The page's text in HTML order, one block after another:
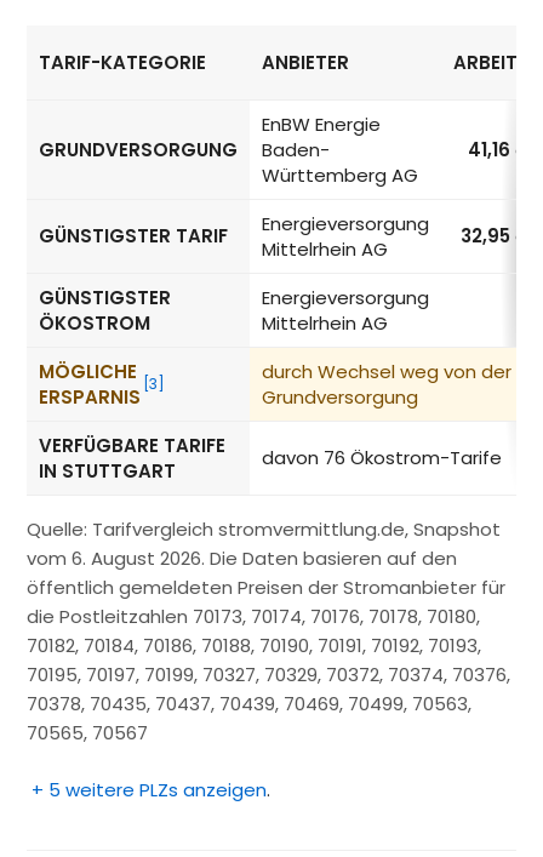
Strompreise in Stuttgart nach Tarif-Kategorie
TARIF-KATEGORIE ANBIETER
GRUNDVERSORGUNG
EnBW Energie
Baden-
Württemberg AG
41,16 ct/
GÜNSTIGSTER TARIF
Energieversorgung
Mittelrhein AG
32,95 ct/
GÜNSTIGSTER
ÖKOSTROM
Energieversorgung
Mittelrhein AG
MÖGLICHE
ERSPARNIS
[3]
durch Wechsel weg von der
Grundversorgung
VERFÜGBARE TARIFE
IN STUTTGART
davon 76 Ökostrom-Tarife
Quelle: Tarifvergleich stromvermittlung.de, Snapshot
vom 6. August 2026. Die Daten basieren auf den
öffentlich gemeldeten Preisen der Stromanbieter für
die Postleitzahlen 70173, 70174, 70176, 70178, 70180,
70182, 70184, 70186, 70188, 70190, 70191, 70192, 70193,
70195, 70197, 70199, 70327, 70329, 70372, 70374, 70376,
70378, 70435, 70437, 70439, 70469, 70499, 70563,
70565, 70567
+ 5 weitere PLZs anzeigen.